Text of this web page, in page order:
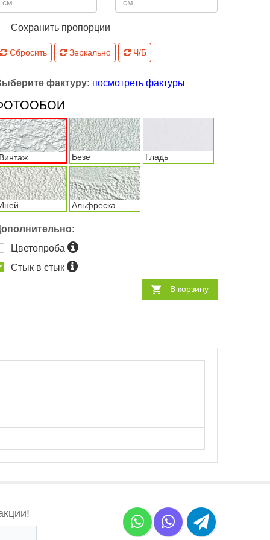
Сохранить пропорции
Сбросить Зеркально Ч/Б
фактуру: посмотреть фактуры
Безе Гладь
Альфреска
Цветопроба
Стык в стык
В корзину